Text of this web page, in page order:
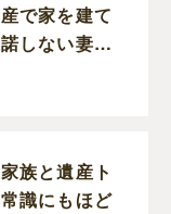
で家を建て
しない妻を
に夫が取り
族と遺産ト
識にもほど